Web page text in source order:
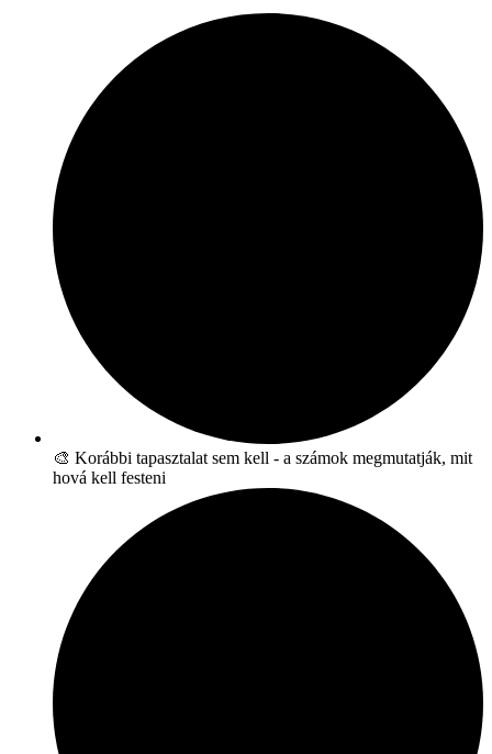
🎨 Korábbi tapasztalat sem kell - a számok megmutatják, mit
hová kell festeni